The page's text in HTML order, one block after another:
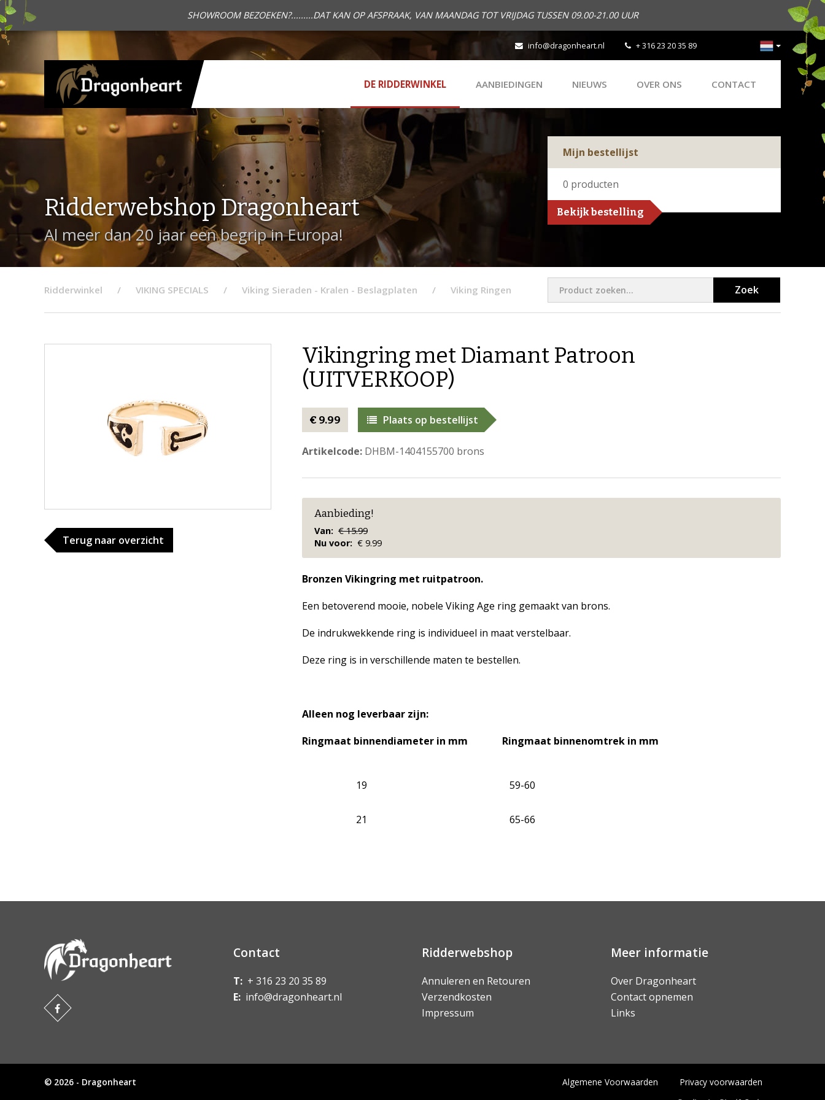
SHOWROOM BEZOEKEN?.........DAT KAN OP AFSPRAAK, VAN MAANDAG TOT VRIJDAG TUSSEN 09.00-21.00 UUR
info@dragonheart.nl + 316 23 20 35 89
DE RIDDERWINKEL AANBIEDINGEN NIEUWS OVER ONS CONTACT
Ridderwebshop Dragonheart
Al meer dan 20 jaar een begrip in Europa!
Mijn bestellijst
0 producten
Bekijk bestelling
Ridderwinkel VIKING SPECIALS Viking Sieraden - Kralen - Beslagplaten Viking Ringen Zoek
Terug naar overzicht
Vikingring met Diamant Patroon
(UITVERKOOP)
€ 9.99 Plaats op bestellijst
Artikelcode:DHBM-1404155700 brons
Aanbieding!
Van: € 15.99
Nu voor: € 9.99
Bronzen Vikingring met ruitpatroon.
Een betoverend mooie, nobele Viking Age ring gemaakt van brons.
De indrukwekkende ring is individueel in maat verstelbaar.
Deze ring is in verschillende maten te bestellen.
Alleen nog leverbaar zijn:
Ringmaat binnendiameter in mm Ringmaat binnenomtrek in mm
19 59-60
21 65-66
Contact
T: + 316 23 20 35 89
E: info@dragonheart.nl
Ridderwebshop
Annuleren en Retouren
Verzendkosten
Impressum
Meer informatie
Over Dragonheart
Contact opnemen
Links
© 2026 - Dragonheart Algemene Voorwaarden
Privacy voorwaarden